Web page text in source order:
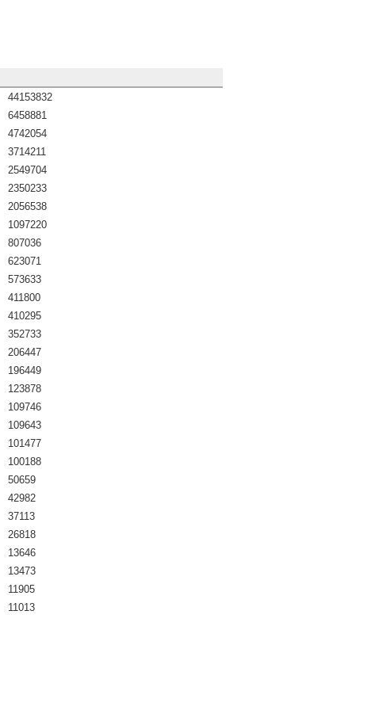
44153832
6458881
4742054
3714211
2549704
2350233
2056538
1097220
807036
623071
573633
411800
410295
352733
206447
196449
123878
109746
109643
101477
100188
50659
42982
37113
26818
13646
13473
11905
11013